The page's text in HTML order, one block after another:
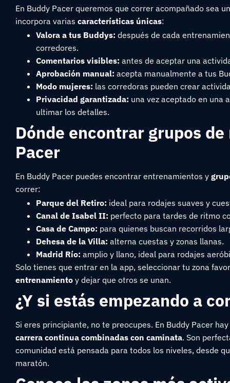
En Buddy Pacer queremos que correr acompañado sea
incorpora varias características únicas:
Valora a tus Buddys: después de cada
corredores.
Comentarios visibles: antes de aceptar una
Aprobación manual: acepta manualmente a tus
Modo mujeres: las corredoras pueden crear
Privacidad garantizada: una vez aceptado en una
ultimar los detalles.
Dónde encontrar grupos
Pacer
En Buddy Pacer puedes encontrar entrenamientos y
correr:
Parque del Retiro: ideal para rodajes suaves y
Canal de Isabel II: perfecto para tardes de ritmo
Casa de Campo: para quienes buscan recorridos
Dehesa de la Villa: alterna cuestas y zonas llanas.
Madrid Río: amplio y llano, ideal para rodajes
Solo tienes que entrar en la app, seleccionar tu zona
entrenamiento y dejar que otros se unan.
¿Y si estás empezando a
Si eres principiante, no te preocupes. En Buddy Pacer
carrera continua combinadas con caminata. Son
comunidad está pensada para todos los niveles, desde
maratón.